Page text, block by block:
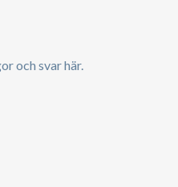
och svar här.